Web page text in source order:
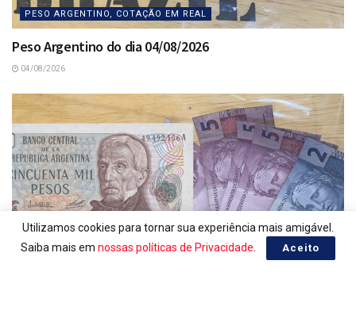
PESO ARGENTINO, COTAÇÃO EM REAL
Peso Argentino do dia 04/08/2026
04/08/2026
Utilizamos cookies para tornar sua experiência mais amigável.
Saiba mais em nossas políticas de Privacidade Aceito